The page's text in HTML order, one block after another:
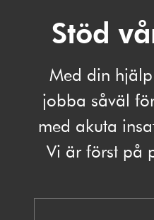
Stöd
Med din
jobba såväl
med akuta
Vi är först på